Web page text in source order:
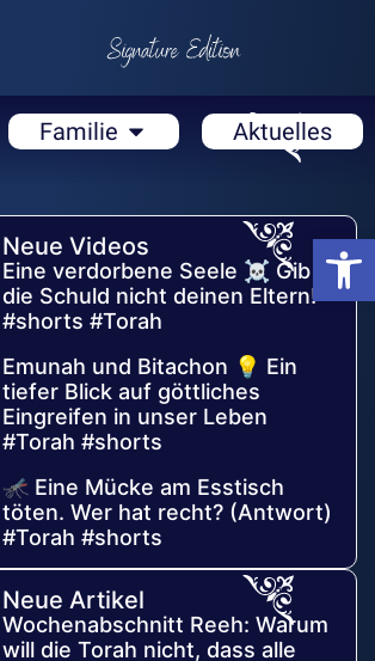
Familie Aktuelles
Neue Videos
Eine verdorbene Seele ☠️ Gib
die Schuld nicht deinen Eltern!
#shorts #Torah
Emunah und Bitachon 💡 Ein
tiefer Blick auf göttliches
Eingreifen in unser Leben
#Torah #shorts
🦟 Eine Mücke am Esstisch
töten. Wer hat recht? (Antwort)
#Torah #shorts
Neue Artikel
Wochenabschnitt Reeh: Warum
will die Torah nicht, dass alle